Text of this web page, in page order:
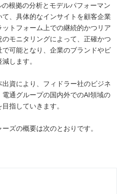
根拠の分析とモデルパフォーマン
、具体的なインサイトを顧客企業
トフォーム上での継続的かつリア
モニタリングによって、正確かつ
可能となり、企業のブランドやビ
します。
資により、フィドラー社のビジネ
通グループの国内外でのAI領域の
指していきます。
ズの概要は次のとおりです。